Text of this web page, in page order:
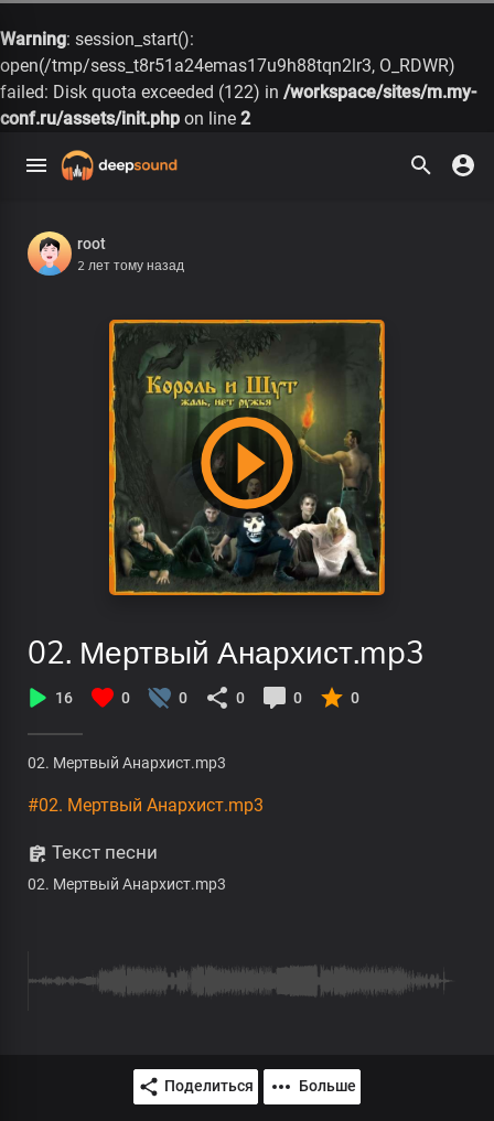
Warning: session_start():
open(/tmp/sess_t8r51a24emas17u9h88tqn2lr3, O_RDWR)
failed: Disk quota exceeded (122) in /workspace/sites/m.my-
conf.ru/assets/init.php on line 2
root
2 лет тому назад
02. Мертвый Анархист.mp3
16 0 0 0 0 0
02. Мертвый Анархист.mp3
#02. Мертвый Анархист.mp3
Текст песни
02. Мертвый Анархист.mp3
Поделиться Больше